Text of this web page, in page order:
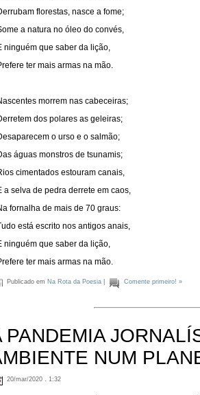
florestas, nasce a fome;
a natura no óleo do convés,
ninguém que saber da lição,
ter mais armas na mão.
morrem nas cabeceiras;
dos polares as geleiras;
o urso e o salmão;
águas monstros de tsunamis;
cimentados estouram canais,
a selva de pedra derrete em caos,
fornalha de mais de 70 graus:
está escrito nos antigos anais,
ninguém que saber da lição,
ter mais armas na mão.
Publicado em Na Rota da Poesia Comente primeiro! »
PANDEMIA
NUM
20/mar/2020 . 1:32